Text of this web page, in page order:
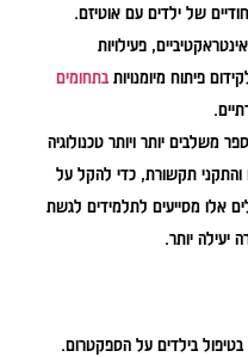
של ילדים עם אוטיזם.
פעילויות
פיתוח מיומנויות בתחומים
משלבים יותר ויותר טכנולוגיה
והתקני תקשורת, כדי להקל על
אלו מסייעים לתלמידים לגשת
יעילה יותר.
בטיפול בילדים על הספקטרום.